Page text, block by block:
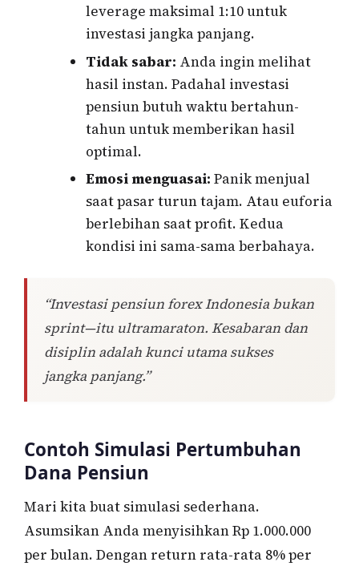
leverage maksimal 1:10 untuk
investasi jangka panjang.
Tidak sabar: Anda ingin melihat
hasil instan. Padahal investasi
pensiun butuh waktu bertahun-
tahun untuk memberikan hasil
optimal.
Emosi menguasai: Panik menjual
saat pasar turun tajam. Atau euforia
berlebihan saat profit. Kedua
kondisi ini sama-sama berbahaya.
“Investasi pensiun forex Indonesia bukan
sprint—itu ultramaraton. Kesabaran dan
disiplin adalah kunci utama sukses
jangka panjang.”
Contoh Simulasi Pertumbuhan
Dana Pensiun
Mari kita buat simulasi sederhana.
Asumsikan Anda menyisihkan Rp 1.000.000
per bulan. Dengan return rata-rata 8% per